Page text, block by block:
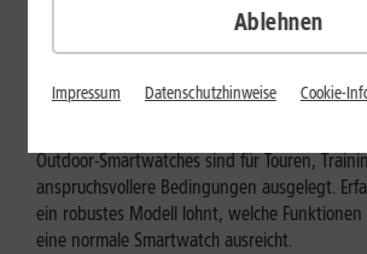
Outdoor-Smartwatch:
eignen sich die robusten
Outdoor-Smartwatches sind für Touren,
anspruchsvollere Bedingungen ausgelegt.
ein robustes Modell lohnt, welche
eine normale Smartwatch ausreicht.
Ablehnen
Impressum Datenschutzhinweise Cookie-